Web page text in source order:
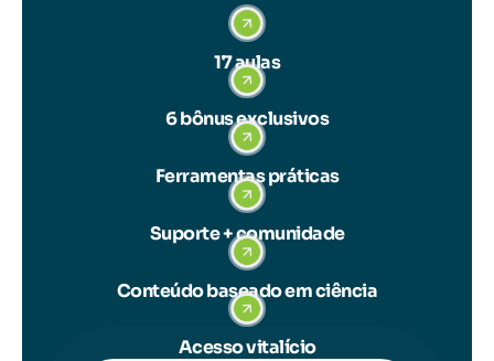
17 aulas
6 bônus exclusivos
Ferramentas práticas
Suporte + comunidade
Conteúdo baseado em ciência
Acesso vitalício